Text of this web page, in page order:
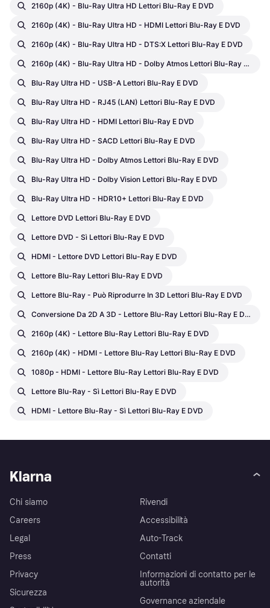
2160p (4K) - Blu-Ray Ultra HD Lettori Blu-Ray E DVD
2160p (4K) - Blu-Ray Ultra HD - HDMI Lettori Blu-Ray E DVD
2160p (4K) - Blu-Ray Ultra HD - DTS:X Lettori Blu-Ray E DVD
2160p (4K) - Blu-Ray Ultra HD - Dolby Atmos Lettori Blu-Ray E DVD
Blu-Ray Ultra HD - USB-A Lettori Blu-Ray E DVD
Blu-Ray Ultra HD - RJ45 (LAN) Lettori Blu-Ray E DVD
Blu-Ray Ultra HD - HDMI Lettori Blu-Ray E DVD
Blu-Ray Ultra HD - SACD Lettori Blu-Ray E DVD
Blu-Ray Ultra HD - Dolby Atmos Lettori Blu-Ray E DVD
Blu-Ray Ultra HD - Dolby Vision Lettori Blu-Ray E DVD
Blu-Ray Ultra HD - HDR10+ Lettori Blu-Ray E DVD
Lettore DVD Lettori Blu-Ray E DVD
Lettore DVD - Sì Lettori Blu-Ray E DVD
HDMI - Lettore DVD Lettori Blu-Ray E DVD
Lettore Blu-Ray Lettori Blu-Ray E DVD
Lettore Blu-Ray - Può Riprodurre In 3D Lettori Blu-Ray E DVD
Conversione Da 2D A 3D - Lettore Blu-Ray Lettori Blu-Ray E DVD
2160p (4K) - Lettore Blu-Ray Lettori Blu-Ray E DVD
2160p (4K) - HDMI - Lettore Blu-Ray Lettori Blu-Ray E DVD
1080p - HDMI - Lettore Blu-Ray Lettori Blu-Ray E DVD
Lettore Blu-Ray - Sì Lettori Blu-Ray E DVD
HDMI - Lettore Blu-Ray - Sì Lettori Blu-Ray E DVD
Klarna
Chi siamo
Careers
Legal
Press
Privacy
Sicurezza
Rivendi
Accessibilità
Auto-Track
Contatti
Informazioni di contatto per le
autorità
Governance aziendale